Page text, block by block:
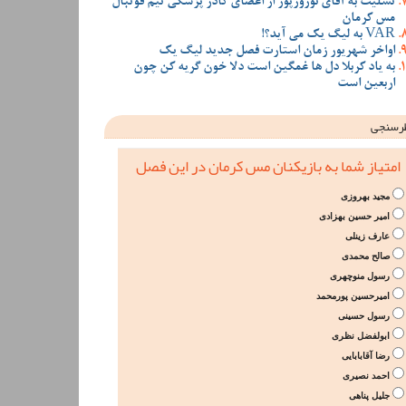
مس کرمان
VAR به لیگ یک می آید؟!
اواخر شهریور زمان استارت فصل جدید لیگ یک
به یاد کربلا دل ها غمگین است دلا خون گریه کن چون
اربعین است
امتیاز شما به بازیکنان مس کرمان در این فصل
مجید بهروزی
امیر حسین بهزادی
عارف زینلی
صالح محمدی
رسول منوچهری
امیرحسین پورمحمد
رسول حسینی
ابولفضل نظری
رضا آقابابایی
احمد نصیری
جلیل پناهی